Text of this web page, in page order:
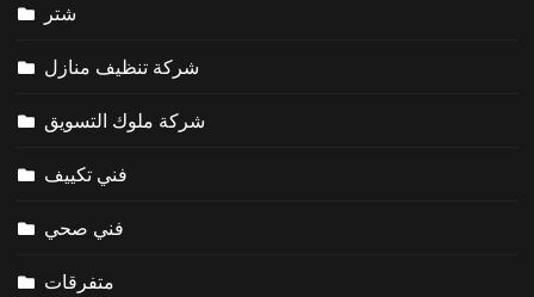
شتر
شركة تنظيف منازل
شركة ملوك التسويق
فني تكييف
فني صحي
متفرقات